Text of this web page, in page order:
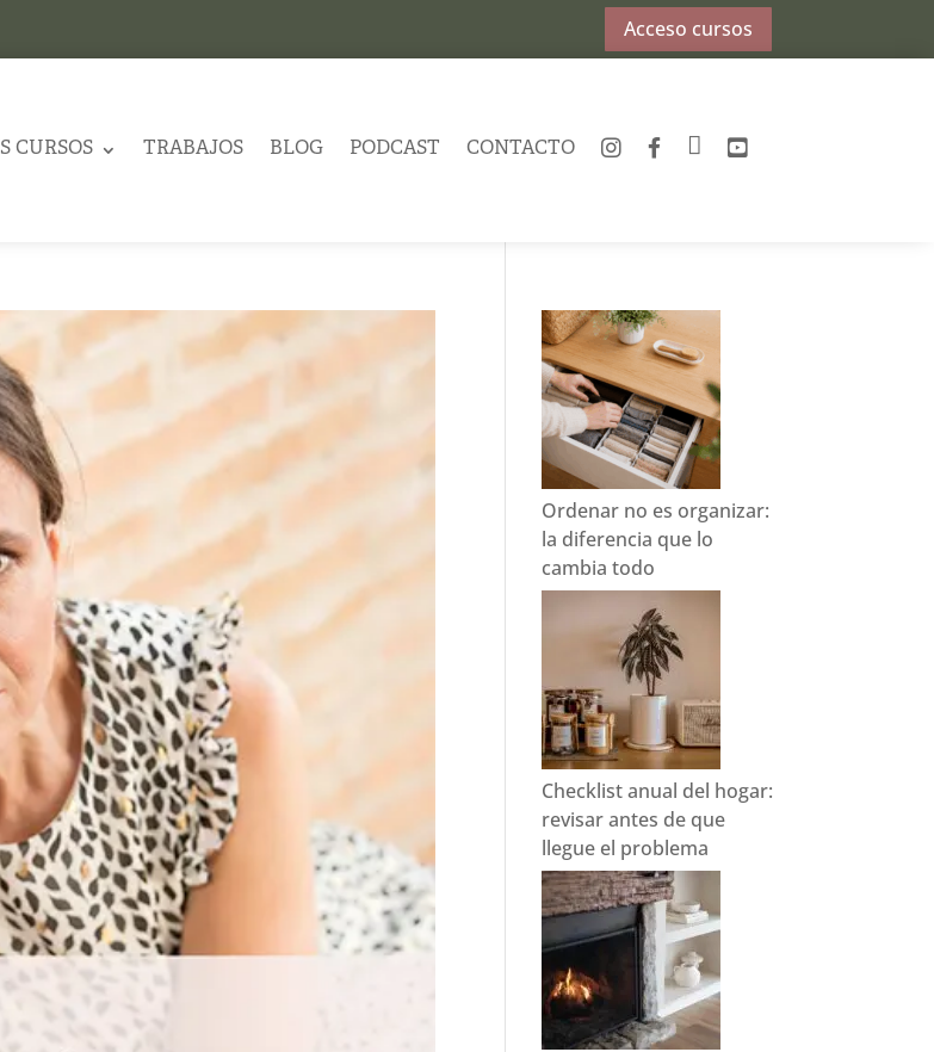
Acceso cursos
CURSOS TRABAJOS BLOG PODCAST CONTACTO INSTAGRAM
FACEBOOK
TWITTERYOUTUBE
Ordenar no es organizar:
la diferencia que lo
cambia todo
Checklist anual del hogar:
revisar antes de que
llegue el problema